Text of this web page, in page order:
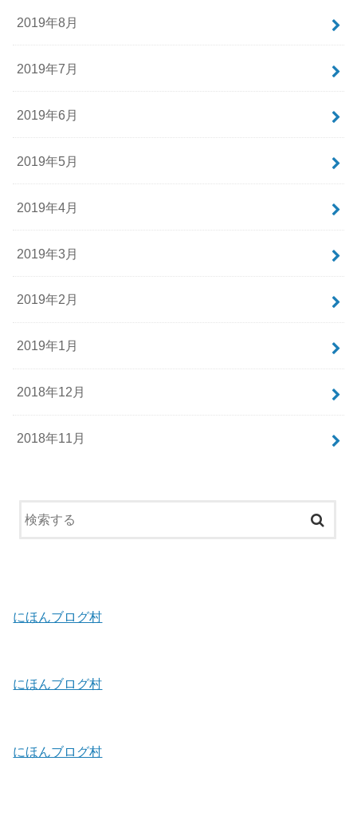
2019年8月
2019年7月
2019年6月
2019年5月
2019年4月
2019年3月
2019年2月
2019年1月
2018年12月
2018年11月
にほんブログ村
にほんブログ村
にほんブログ村